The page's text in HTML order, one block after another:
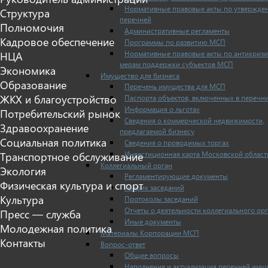
Нормативные правовые акты по
перечней
Административные регламенты
Программы по развитию МСП
Нормативные правовые акты по
мерам поддержки субъектов МСП
Имущество для бизнеса
Перечень имущества для МСП
Паспорта объектов, включенных в
Информация о льготах
Сведения о коммерческой недвижимости,
предлагаемой бизнесу
Сведения о проводимых торгах
Инвестиционная карта Московской
Коллегиальный орган
Регламентирующие документы
График заседаний
Протоколы заседаний
Отчеты о деятельности коллегиального
Иные документы
Материалы Корпорации МСП
Вопрос-ответ
Общие вопросы
Наполнение и актуализация перечней
Структура
Полномочия
Кадровое обеспечение
НЦА
Экономика
Образование
ЖКХ и благоустройство
Потребительский рынок
Здравоохранение
Социальная политика
Транспортное обслуживание
Экология
Физическая культура и спорт
Культура
Пресс — служба
Молодежная политика
Контакты